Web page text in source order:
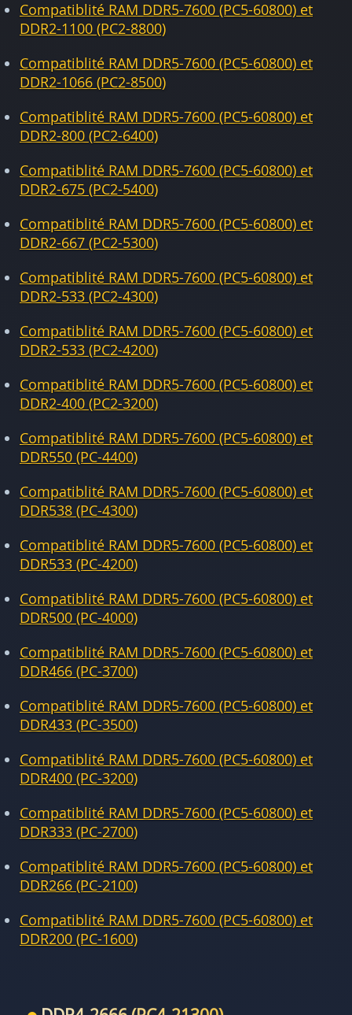
Compatiblité RAM DDR5-7600 (PC5-60800) et
DDR2-1100 (PC2-8800)
Compatiblité RAM DDR5-7600 (PC5-60800) et
DDR2-1066 (PC2-8500)
Compatiblité RAM DDR5-7600 (PC5-60800) et
DDR2-800 (PC2-6400)
Compatiblité RAM DDR5-7600 (PC5-60800) et
DDR2-675 (PC2-5400)
Compatiblité RAM DDR5-7600 (PC5-60800) et
DDR2-667 (PC2-5300)
Compatiblité RAM DDR5-7600 (PC5-60800) et
DDR2-533 (PC2-4300)
Compatiblité RAM DDR5-7600 (PC5-60800) et
DDR2-533 (PC2-4200)
Compatiblité RAM DDR5-7600 (PC5-60800) et
DDR2-400 (PC2-3200)
Compatiblité RAM DDR5-7600 (PC5-60800) et
DDR550 (PC-4400)
Compatiblité RAM DDR5-7600 (PC5-60800) et
DDR538 (PC-4300)
Compatiblité RAM DDR5-7600 (PC5-60800) et
DDR533 (PC-4200)
Compatiblité RAM DDR5-7600 (PC5-60800) et
DDR500 (PC-4000)
Compatiblité RAM DDR5-7600 (PC5-60800) et
DDR466 (PC-3700)
Compatiblité RAM DDR5-7600 (PC5-60800) et
DDR433 (PC-3500)
Compatiblité RAM DDR5-7600 (PC5-60800) et
DDR400 (PC-3200)
Compatiblité RAM DDR5-7600 (PC5-60800) et
DDR333 (PC-2700)
Compatiblité RAM DDR5-7600 (PC5-60800) et
DDR266 (PC-2100)
Compatiblité RAM DDR5-7600 (PC5-60800) et
DDR200 (PC-1600)